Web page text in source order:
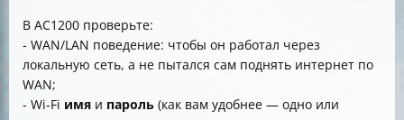
В AC1200 проверьте:
- WAN/LAN поведение: чтобы он работал через
локальную сеть, а не пытался сам поднять интернет по
WAN;
- Wi‑Fi имя и пароль (как вам удобнее — одно или